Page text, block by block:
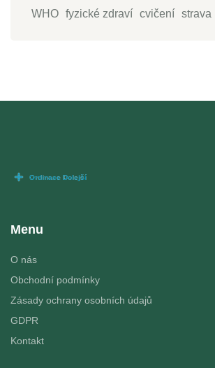
WHO fyzické zdraví cvičení strava
Menu
O nás
Obchodní podmínky
Zásady ochrany osobních údajů
GDPR
Kontakt